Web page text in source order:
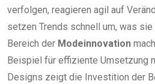
verfolgen, reagieren agil auf
setzen Trends schnell um, was
Bereich der Modeinnovation
Beispiel für effiziente Umsetzung
Designs zeigt die Investition der